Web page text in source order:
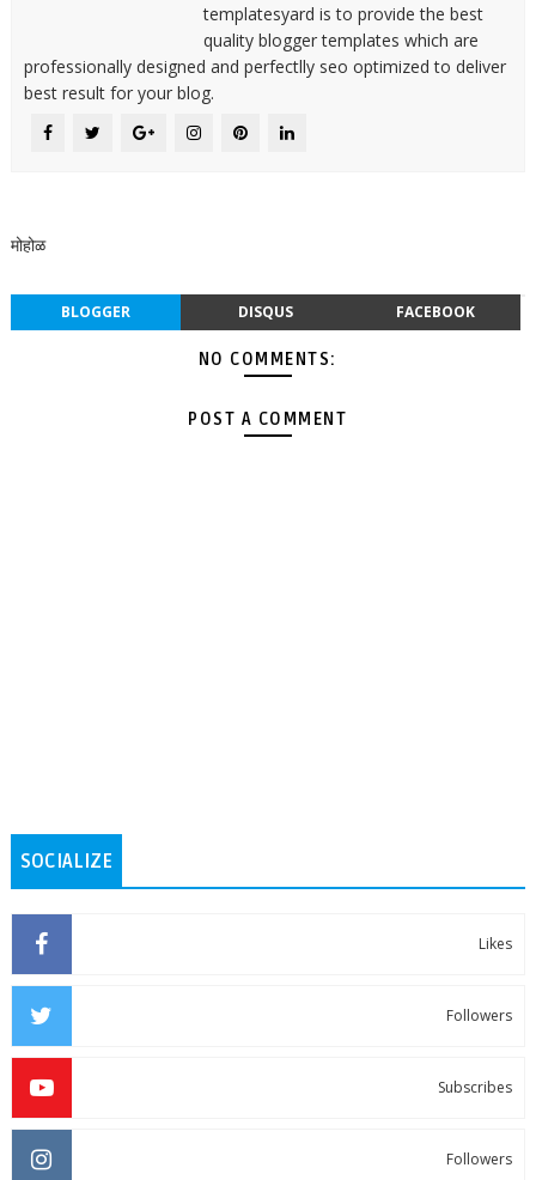
templatesyard is to provide the best
quality blogger templates which are
professionally designed and perfectlly seo optimized to deliver
best result for your blog.
मोहोळ
BLOGGER DISQUS FACEBOOK
NO COMMENTS:
POST A COMMENT
SOCIALIZE
Likes
Followers
Subscribes
Followers